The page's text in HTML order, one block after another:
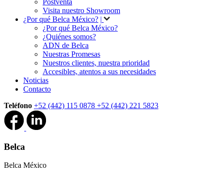
Postventa
Visita nuestro Showroom
¿Por qué Belca México? |
¿Por qué Belca México?
¿Quiénes somos?
ADN de Belca
Nuestras Promesas
Nuestros clientes, nuestra prioridad
Accesibles, atentos a sus necesidades
Noticias
Contacto
Teléfono +52 (442) 115 0878 +52 (442) 221 5823
Belca
Belca México